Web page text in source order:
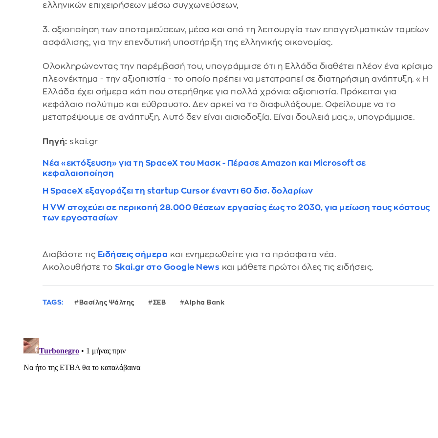
ελληνικών επιχειρήσεων μέσω συγχωνεύσεων,
3. αξιοποίηση των αποταμιεύσεων, μέσα και από τη λειτουργία των επαγγελματικών ταμείων
ασφάλισης, για την επενδυτική υποστήριξη της ελληνικής οικονομίας.
Ολοκληρώνοντας την παρέμβασή του, υπογράμμισε ότι η Ελλάδα διαθέτει πλέον ένα κρίσιμο
πλεονέκτημα - την αξιοπιστία - το οποίο πρέπει να μετατραπεί σε διατηρήσιμη ανάπτυξη. «Η
Ελλάδα έχει σήμερα κάτι που στερήθηκε για πολλά χρόνια: αξιοπιστία. Πρόκειται για
κεφάλαιο πολύτιμο και εύθραυστο. Δεν αρκεί να το διαφυλάξουμε. Οφείλουμε να το
μετατρέψουμε σε ανάπτυξη. Αυτό δεν είναι αισιοδοξία. Είναι δουλειά μας.», υπογράμμισε.
Πηγή: skai.gr
Νέα «εκτόξευση» για τη SpaceX του Μασκ - Πέρασε Amazon και Microsoft σε
κεφαλαιοποίηση
Η SpaceX εξαγοράζει τη startup Cursor έναντι 60 δισ. δολαρίων
Η VW στοχεύει σε περικοπή 28.000 θέσεων εργασίας έως το 2030, για μείωση τους κόστους
των εργοστασίων
Διαβάστε τις Ειδήσεις σήμερα και ενημερωθείτε για τα πρόσφατα νέα.
Ακολουθήστε το Skai.gr στο Google News και μάθετε πρώτοι όλες τις ειδήσεις.
TAGS: Βασίλης Ψάλτης ΣΕΒ Alpha Bank